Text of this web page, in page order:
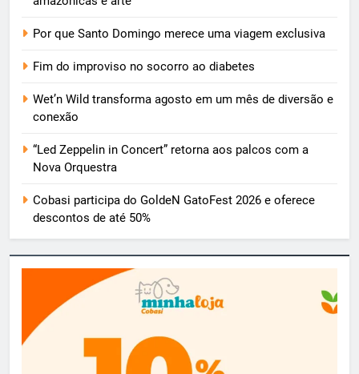
Por que Santo Domingo merece uma viagem exclusiva
Fim do improviso no socorro ao diabetes
Wet’n Wild transforma agosto em um mês de diversão e
conexão
“Led Zeppelin in Concert” retorna aos palcos com a
Nova Orquestra
Cobasi participa do GoldeN GatoFest 2026 e oferece
descontos de até 50%